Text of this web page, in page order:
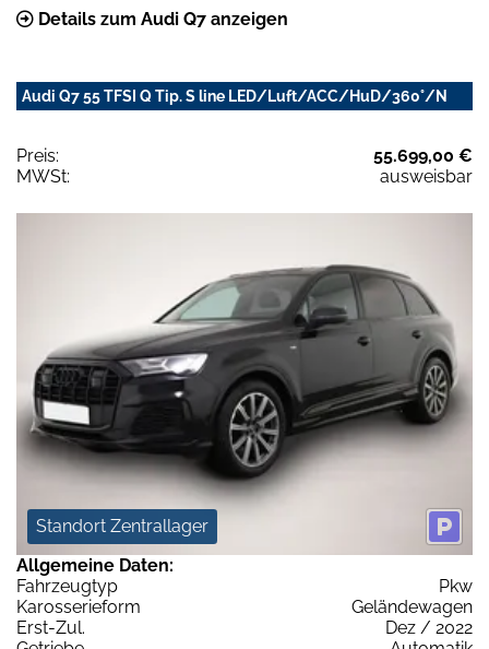
Details zum Audi Q7 anzeigen
Audi Q7 55 TFSI Q Tip. S line LED/Luft/ACC/HuD/360°/N
Preis:
55.699,00 €
MWSt:
ausweisbar
Standort Zentrallager
Allgemeine Daten:
Fahrzeugtyp
Pkw
Karosserieform
Geländewagen
Erst-Zul.
Dez / 2022